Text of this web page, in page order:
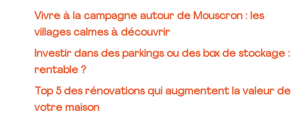
Vivre à la campagne autour de Mouscron : les
villages calmes à découvrir
Investir dans des parkings ou des box de stockage :
rentable ?
Top 5 des rénovations qui augmentent la valeur de
votre maison